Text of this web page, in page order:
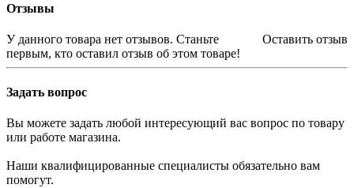
Отзывы
Оставить отзыв
У данного товара нет отзывов. Станьте
первым, кто оставил отзыв об этом товаре!
Задать вопрос
Вы можете задать любой интересующий вас вопрос по товару
или работе магазина.
Наши квалифицированные специалисты обязательно вам
помогут.